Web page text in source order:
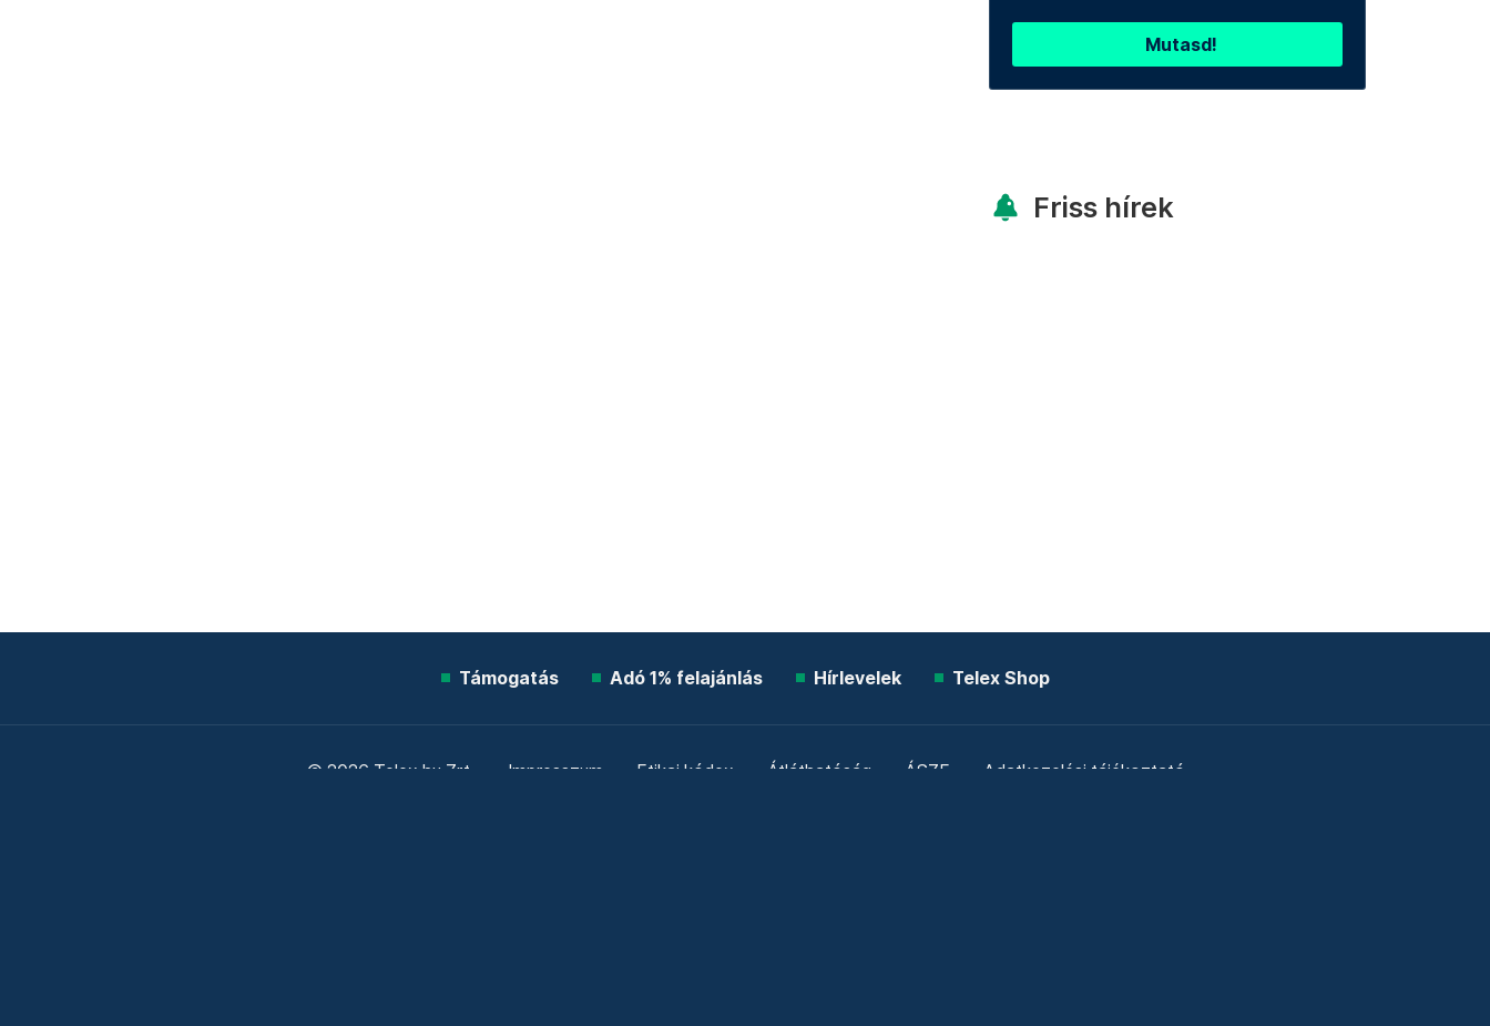
Mutasd!
Friss hírek
Támogatás Adó 1% felajánlás Hírlevelek Telex Shop
© 2026 Telex.hu Zrt. Impresszum Etikai kódex Átláthatóság ÁSZF Adatkezelési tájékoztató